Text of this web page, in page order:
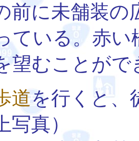
前に未舗装の
ている。赤
望むことがで
道を行くと、
真）